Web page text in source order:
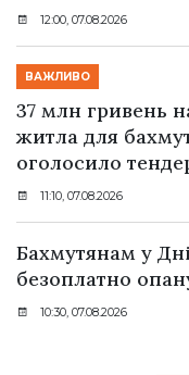
12:00, 07.08.2026
ВАЖЛИВО
37 млн гривень
житла для
оголосило
11:10, 07.08.2026
Бахмутянам у
безоплатно
10:30, 07.08.2026